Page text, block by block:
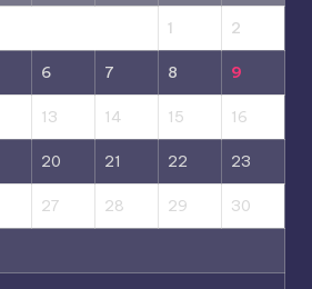
1 2
6 7 8 9
13 14 15 16
20 21 22 23
27 28 29 30